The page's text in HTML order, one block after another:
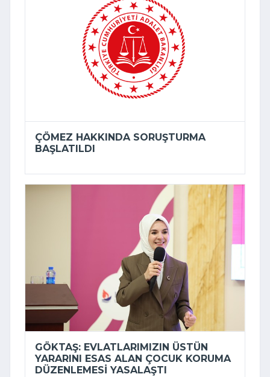
ÇÖMEZ HAKKINDA SORUŞTURMA
BAŞLATILDI
GÖKTAŞ: EVLATLARIMIZIN ÜSTÜN
YARARINI ESAS ALAN ÇOCUK KORUMA
DÜZENLEMESI YASALAŞTI